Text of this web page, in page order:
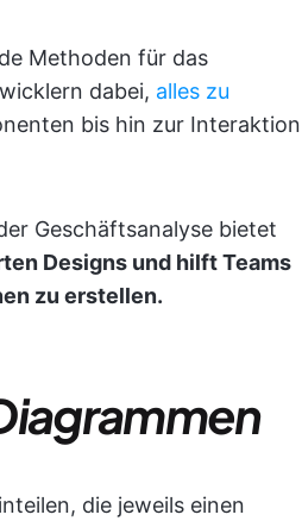
Methoden für das
dabei, alles zu
bis hin zur Interaktion
Geschäftsanalyse bietet
Designs und hilft Teams
zu erstellen.
die jeweils einen